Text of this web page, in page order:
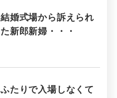
結婚式場から訴えられ
た新郎新婦・・・
ふたりで入場しなくて